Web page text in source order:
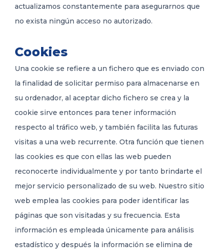
actualizamos constantemente para asegurarnos que
no exista ningún acceso no autorizado.
Cookies
Una cookie se refiere a un fichero que es enviado con
la finalidad de solicitar permiso para almacenarse en
su ordenador, al aceptar dicho fichero se crea y la
cookie sirve entonces para tener información
respecto al tráfico web, y también facilita las futuras
visitas a una web recurrente. Otra función que tienen
las cookies es que con ellas las web pueden
reconocerte individualmente y por tanto brindarte el
mejor servicio personalizado de su web. Nuestro sitio
web emplea las cookies para poder identificar las
páginas que son visitadas y su frecuencia. Esta
información es empleada únicamente para análisis
estadístico y después la información se elimina de